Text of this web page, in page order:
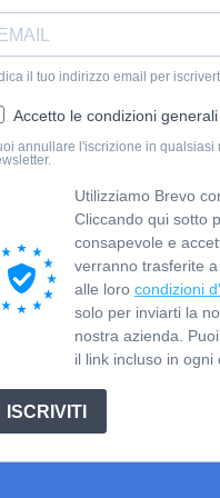
il tuo indirizzo email per
Accetto le condizioni
annullare l'iscrizione in
Utilizziamo Brevo
Cliccando qui sotto
consapevole e
verranno trasferite
alle loro condizioni
solo per inviarti la
nostra azienda.
il link incluso in ogni
ISCRIVITI